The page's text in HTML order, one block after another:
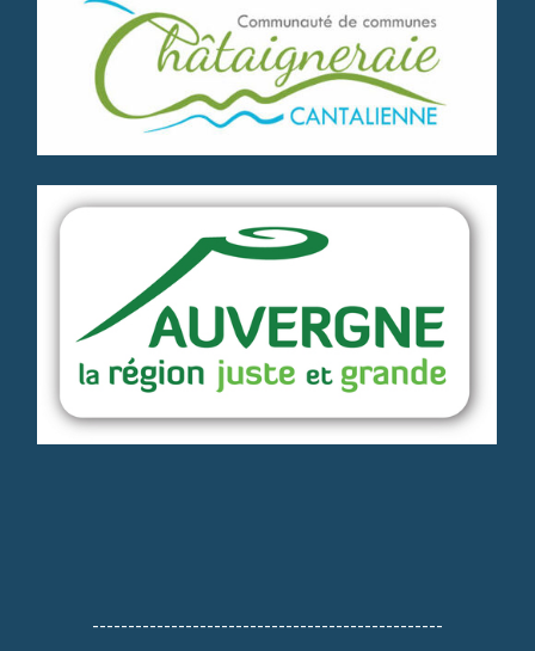
-------------------------------------------------